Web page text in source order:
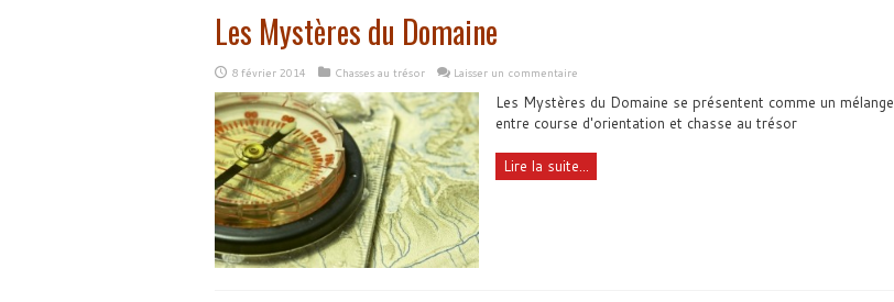
Les Mystères du Domaine
8 février 2014 Chasses au trésor Laisser un commentaire
Les Mystères du Domaine se présentent comme un mélange
entre course d'orientation et chasse au trésor
Lire la suite...